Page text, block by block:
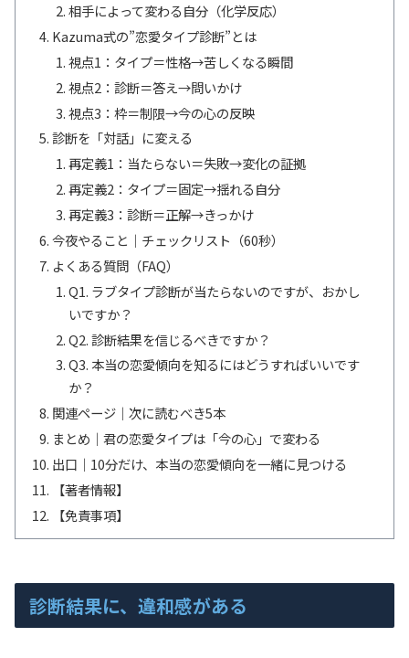
相手によって変わる自分（化学反応）
Kazuma式の”恋愛タイプ診断”とは
視点1：タイプ＝性格→苦しくなる瞬間
視点2：診断＝答え→問いかけ
視点3：枠＝制限→今の心の反映
診断を「対話」に変える
再定義1：当たらない＝失敗→変化の証拠
再定義2：タイプ＝固定→揺れる自分
再定義3：診断＝正解→きっかけ
今夜やること｜チェックリスト（60秒）
よくある質問（FAQ）
Q1. ラブタイプ診断が当たらないのですが、おかし
いですか？
Q2. 診断結果を信じるべきですか？
Q3. 本当の恋愛傾向を知るにはどうすればいいです
か？
関連ページ｜次に読むべき5本
まとめ｜君の恋愛タイプは「今の心」で変わる
出口｜10分だけ、本当の恋愛傾向を一緒に見つける
【著者情報】
【免責事項】
診断結果に、違和感がある